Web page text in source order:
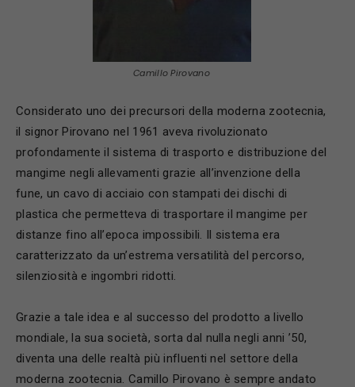
Camillo Pirovano
Considerato uno dei precursori della moderna zootecnia,
il signor Pirovano nel 1961 aveva rivoluzionato
profondamente il sistema di trasporto e distribuzione del
mangime negli allevamenti grazie all’invenzione della
fune, un cavo di acciaio con stampati dei dischi di
plastica che permetteva di trasportare il mangime per
distanze fino all’epoca impossibili. Il sistema era
caratterizzato da un’estrema versatilità del percorso,
silenziosità e ingombri ridotti.
Grazie a tale idea e al successo del prodotto a livello
mondiale, la sua società, sorta dal nulla negli anni ’50,
diventa una delle realtà più influenti nel settore della
moderna zootecnia. Camillo Pirovano è sempre andato